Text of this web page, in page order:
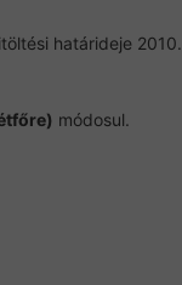
határideje 2010.
módosul.